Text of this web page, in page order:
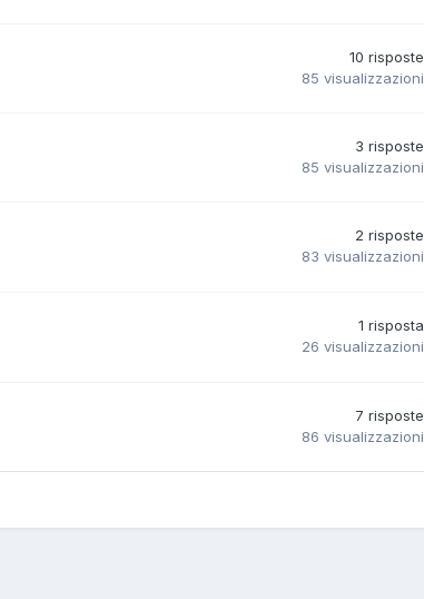
10 risposte
85 visualizzazioni
3 risposte
85 visualizzazioni
2 risposte
83 visualizzazioni
1 risposta
26 visualizzazioni
7 risposte
86 visualizzazioni